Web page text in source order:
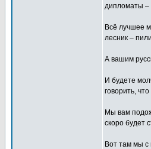
дипломаты –
Всё лучшее
лесник –
А вашим
И будете
говорить,
Мы вам
скоро будет
Вот там мы с